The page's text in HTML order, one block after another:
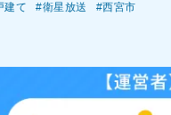
建て 衛星放送 西宮市